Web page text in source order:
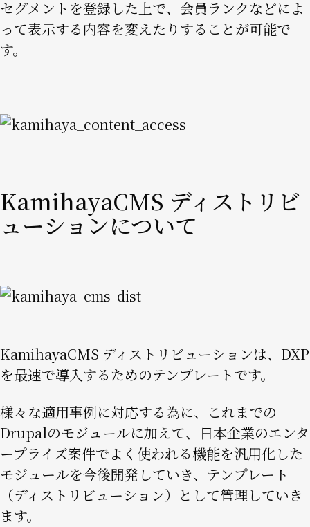
セグメントを登録した上で、会員ランクなどによ
って表示する内容を変えたりすることが可能で
す。
Image
KamihayaCMS ディストリビ
ューションについて
Image
KamihayaCMS ディストリビューションは、DXP
を最速で導入するためのテンプレートです。
様々な適用事例に対応する為に、これまでの
Drupalのモジュールに加えて、日本企業のエンタ
ープライズ案件でよく使われる機能を汎用化した
モジュールを今後開発していき、テンプレート
（ディストリビューション）として管理していき
ます。